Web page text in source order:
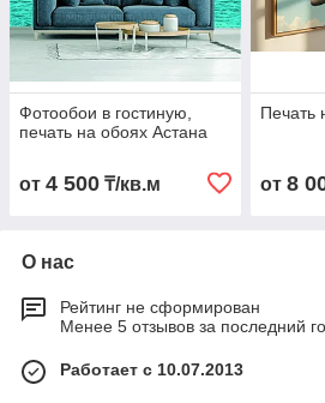
Фотообои в гостиную,
печать на обоях Астана
от 4 500 ₸/кв.м
Печать
от 8
О нас
Рейтинг не сформирован
Менее 5 отзывов за последний
Работает с 10.07.2013